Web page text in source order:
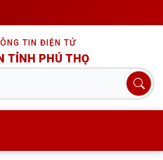
TIN ĐIỆN TỬ
TỈNH PHÚ THỌ